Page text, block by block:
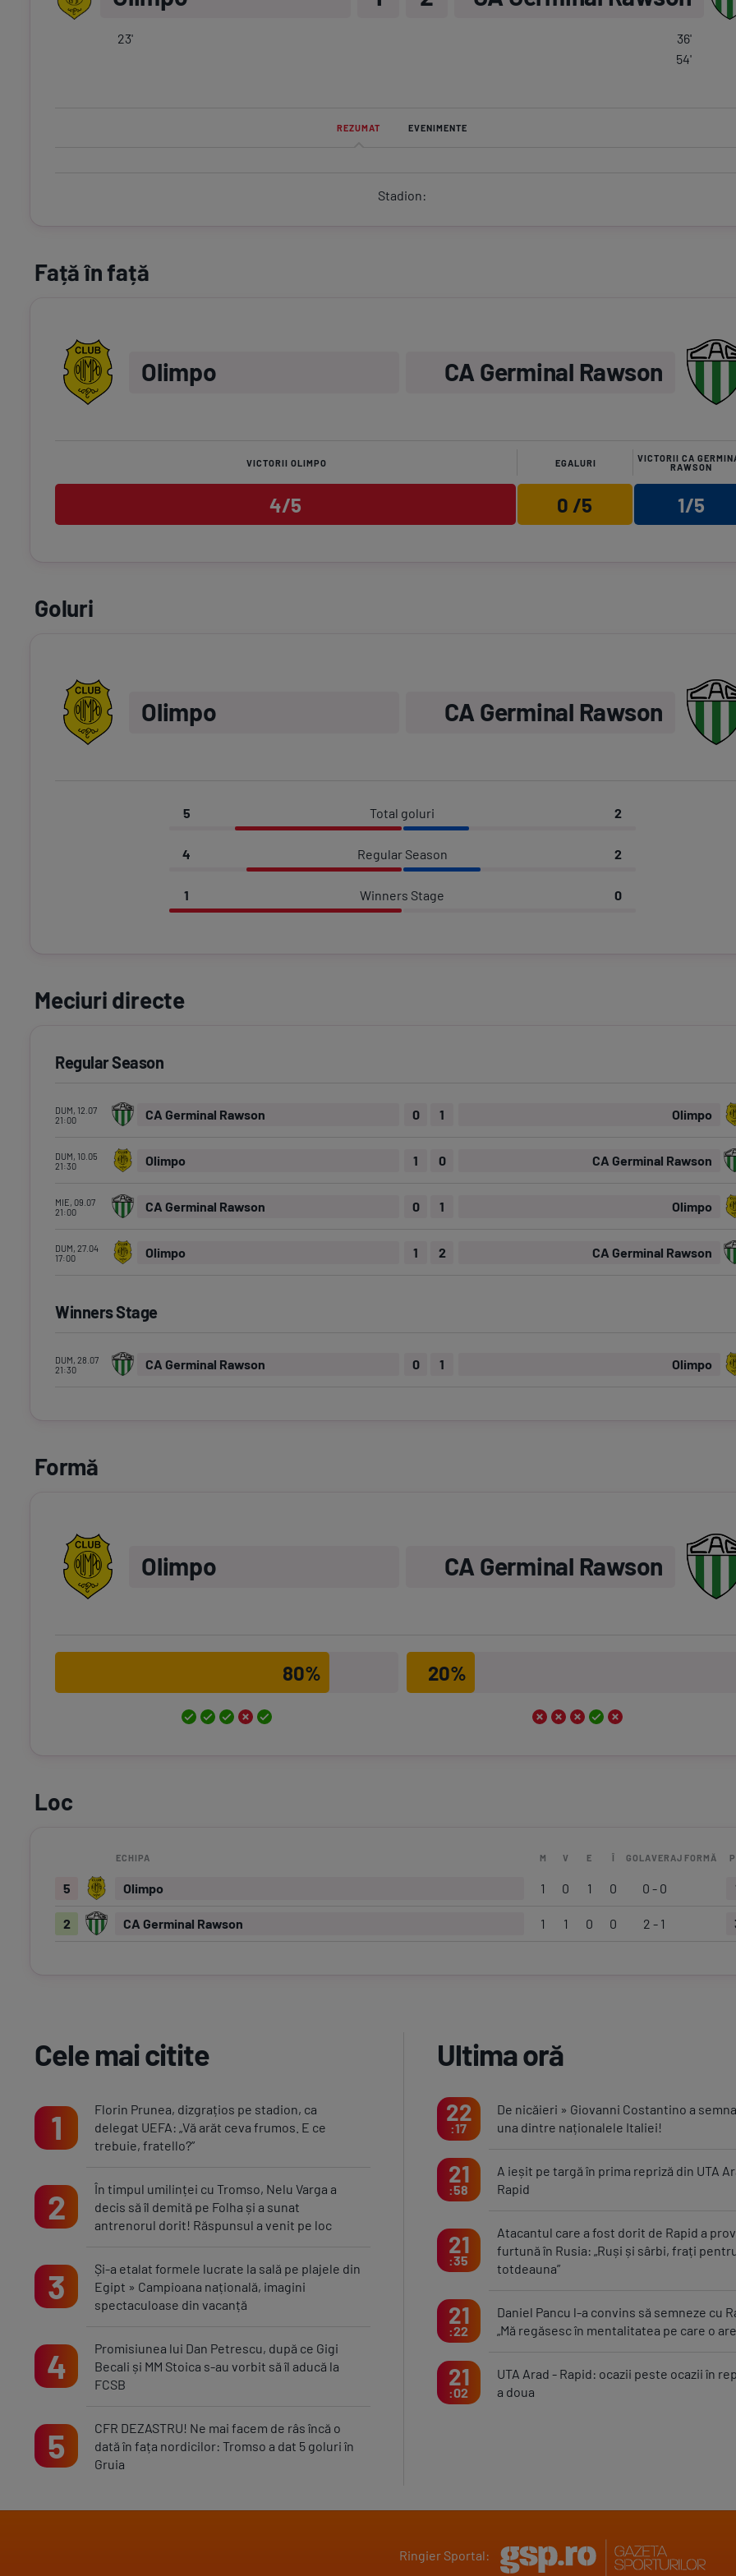
23' 36'
54'
REZUMAT EVENIMENTE
Stadion:
Față în față
Olimpo CA Germinal Rawson
VICTORII OLIMPO EGALURI
VICTORII CA
RAWSON
4/5 0 /5 1/5
Goluri
Olimpo CA Germinal Rawson
5 Total goluri 2
4 Regular Season 2
1 Winners Stage 0
Meciuri directe
Regular Season
DUM, 12.07
21:00
CA Germinal Rawson 0 Olimpo
1
DUM, 10.05
21:30
Olimpo 1 CA Germinal Rawson
0
MIE, 09.07
21:00
CA Germinal Rawson 0 Olimpo
1
DUM, 27.04
17:00
Olimpo 1 CA Germinal Rawson
2
Winners Stage
DUM, 28.07
21:30
CA Germinal Rawson 0 Olimpo
1
Formă
Olimpo CA Germinal Rawson
80% 20%
Loc
ECHIPA M V E Î GOLAVERAJ FORMĂ
5 Olimpo 1 0 1 0 0 - 0
2 CA Germinal Rawson 1 1 0 0 2 - 1
Cele mai citite
1
Florin Prunea, dizgrațios pe stadion, ca
delegat UEFA: „Vă arăt ceva frumos. E ce
trebuie, fratello?”
2
În timpul umilinței cu Tromso, Nelu Varga a
decis să îl demită pe Folha și a sunat
antrenorul dorit! Răspunsul a venit pe loc
3
Și-a etalat formele lucrate la sală pe plajele din
Egipt » Campioana națională, imagini
spectaculoase din vacanță
4
Promisiunea lui Dan Petrescu, după ce Gigi
Becali și MM Stoica s-au vorbit să îl aducă la
FCSB
5
CFR DEZASTRU! Ne mai facem de râs încă o
dată în fața nordicilor: Tromso a dat 5 goluri în
Gruia
Ultima oră
22
17
De nicăieri » Giovanni Costantino a
una dintre naționalele Italiei!
21
58
A ieșit pe targă în prima repriză din UTA
Rapid
21
35
Atacantul care a fost dorit de Rapid a
furtună în Rusia: „Ruși și sârbi, frați
totdeauna”
21
22
Daniel Pancu l-a convins să semneze cu
„Mă regăsesc în mentalitatea pe care o
21
02
UTA Arad - Rapid: ocazii peste ocazii în
a doua
Ringier Sportal: